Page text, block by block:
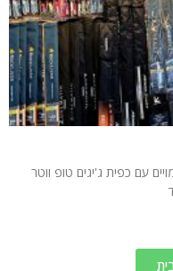
עם כפית ג'יגים טופ ווטר